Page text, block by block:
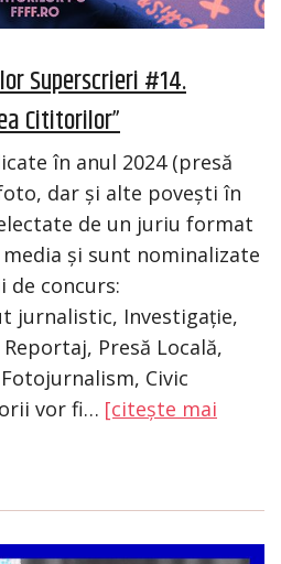
Superscrieri #14.
Cititorilor”
în anul 2024 (presă
dar și alte povești în
de un juriu format
și sunt nominalizate
de concurs:
jurnalistic, Investigație,
Presă Locală,
Civic
vor fi… [citește mai